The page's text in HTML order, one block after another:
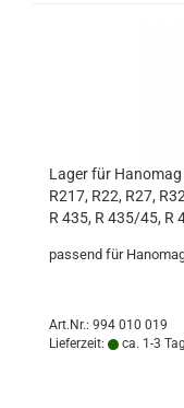
Lager für Hanomag
R217, R22, R27,
R 435, R 435/45, R
passend für
Art.Nr.: 994 010 019
Lieferzeit:
ca. 1-3